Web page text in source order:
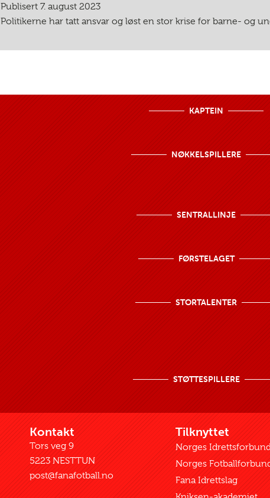
Publisert 7. august 2023
Politikerne har tatt ansvar og løst en stor krise for barne- og
KAPTEIN
NØKKELSPILLERE
SENTRALLINJE
FØRSTELAGET
STORTALENTER
STØTTESPILLERE
Kontakt
Tors veg 9
5223 NESTTUN
post@fanafotball.no
Tilknyttet
Norges
Norges
Fana Idrettslag